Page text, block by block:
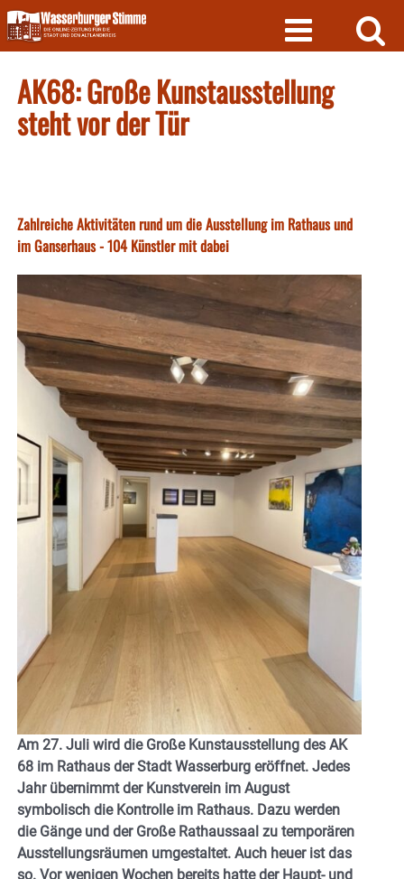
Skip
to
content
AK68: Große Kunstausstellung
steht vor der Tür
Zahlreiche Aktivitäten rund um die Ausstellung im Rathaus und
im Ganserhaus - 104 Künstler mit dabei
Am 27. Juli wird die Große Kunstausstellung des AK
68 im Rathaus der Stadt Wasserburg eröffnet. Jedes
Jahr übernimmt der Kunstverein im August
symbolisch die Kontrolle im Rathaus. Dazu werden
die Gänge und der Große Rathaussaal zu temporären
Ausstellungsräumen umgestaltet. Auch heuer ist das
so. Vor wenigen Wochen bereits hatte der Haupt- und